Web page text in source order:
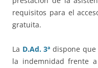
requisitos para el
gratuita.
La D.Ad. 3ª dispone
la indemnidad frente a